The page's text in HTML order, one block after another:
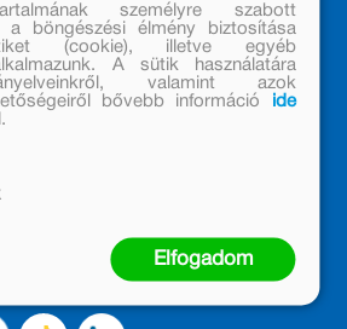
– 1950 ÓTA
ajándékozott és ajándékoz meg az
szerető gyerekekből olvasni
személyre szabott
a böngészési élmény biztosítása
(cookie), illetve egyéb
A sütik használatára
valamint azok
bővebb információ
ide
Elfogadom